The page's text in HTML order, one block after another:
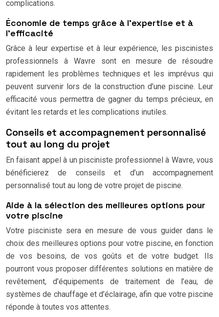
complications.
Économie de temps grâce à l’expertise et à
l’efficacité
Grâce à leur expertise et à leur expérience, les piscinistes
professionnels à Wavre sont en mesure de résoudre
rapidement les problèmes techniques et les imprévus qui
peuvent survenir lors de la construction d’une piscine. Leur
efficacité vous permettra de gagner du temps précieux, en
évitant les retards et les complications inutiles.
Conseils et accompagnement personnalisé
tout au long du projet
En faisant appel à un pisciniste professionnel à Wavre, vous
bénéficierez de conseils et d’un accompagnement
personnalisé tout au long de votre projet de piscine.
Aide à la sélection des meilleures options pour
votre piscine
Votre pisciniste sera en mesure de vous guider dans le
choix des meilleures options pour votre piscine, en fonction
de vos besoins, de vos goûts et de votre budget. Ils
pourront vous proposer différentes solutions en matière de
revêtement, d’équipements de traitement de l’eau, de
systèmes de chauffage et d’éclairage, afin que votre piscine
réponde à toutes vos attentes.